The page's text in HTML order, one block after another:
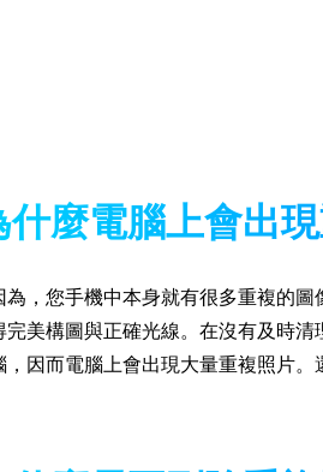
什麼電腦上會出
為，您手機中本身就有很多重複的
完美構圖與正確光線。在沒有及時
，因而電腦上會出現大量重複照片。